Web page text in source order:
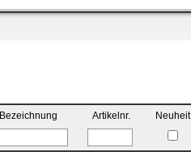
Bezeichnung Artikelnr. Neuheit